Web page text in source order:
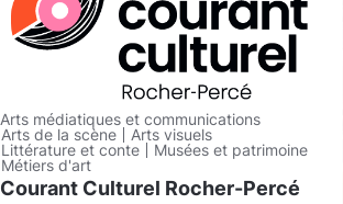
Arts médiatiques et communications
Arts de la scène
Arts visuels
Littérature et conte
Musées et patrimoine
Métiers d'art
Courant Culturel Rocher-Percé